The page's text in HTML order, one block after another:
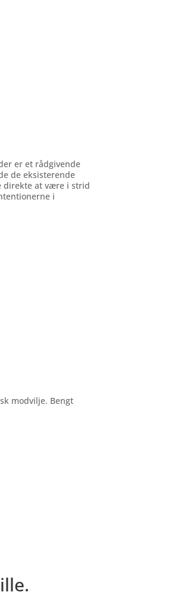
er et rådgivende
de eksisterende
direkte at være i strid
i
modvilje. Bengt